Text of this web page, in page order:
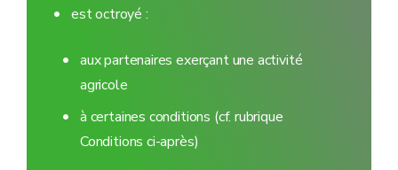
est octroyé :
aux partenaires exerçant une activité
agricole
à certaines conditions (cf. rubrique
Conditions ci-après)